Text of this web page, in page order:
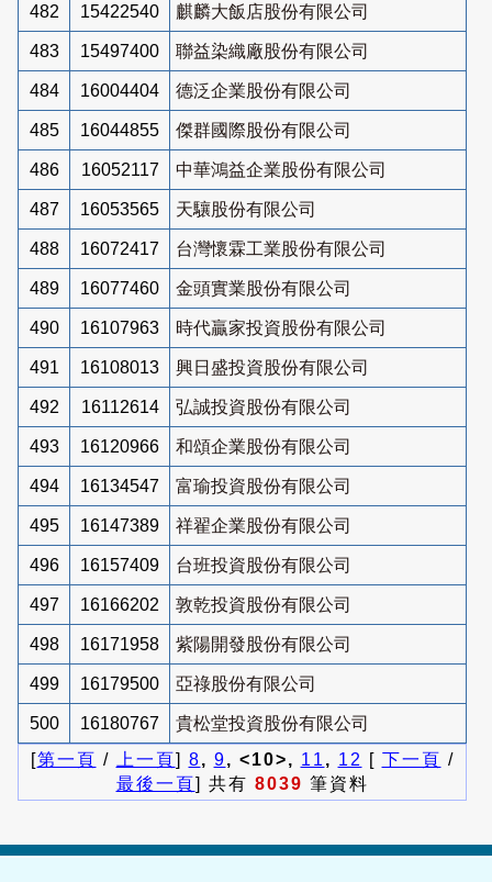
482 15422540 麒麟大飯店股份有限公司
483 15497400 聯益染織廠股份有限公司
484 16004404 德泛企業股份有限公司
485 16044855 傑群國際股份有限公司
486 16052117 中華鴻益企業股份有限公司
487 16053565 天驤股份有限公司
488 16072417 台灣懷霖工業股份有限公司
489 16077460 金頭實業股份有限公司
490 16107963 時代贏家投資股份有限公司
491 16108013 興日盛投資股份有限公司
492 16112614 弘誠投資股份有限公司
493 16120966 和頌企業股份有限公司
494 16134547 富瑜投資股份有限公司
495 16147389 祥翟企業股份有限公司
496 16157409 台班投資股份有限公司
497 16166202 敦乾投資股份有限公司
498 16171958 紫陽開發股份有限公司
499 16179500 亞祿股份有限公司
500 16180767
貴松堂投資股份有限公司
[第一頁 / 上一頁] 8, 9, <10>, 11 , 12 [ 下一頁 /
最後一頁] 共有 8039 筆資料